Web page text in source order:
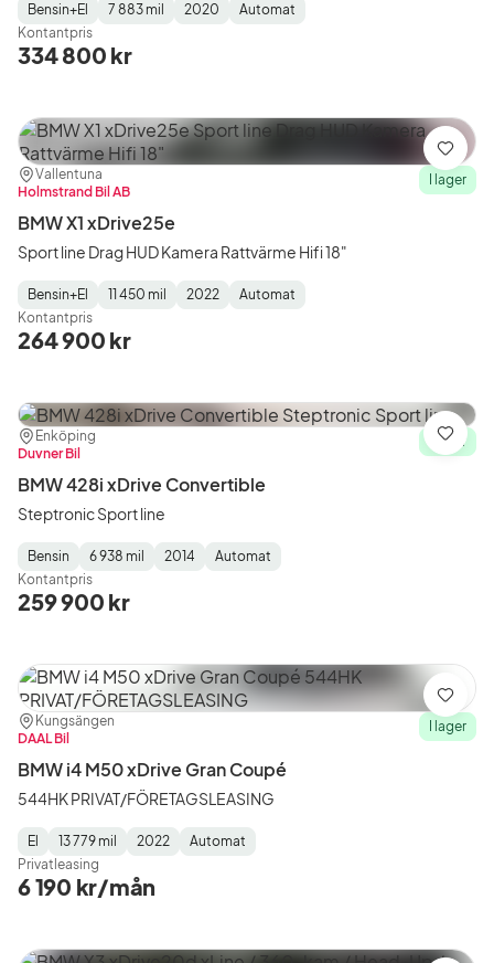
Fuel
Type:
Bensin+El
Mätarställning:
7 883 mil
Model
Year:
2020
Gearbox
Type:
Automat
Kontantpris
334 800 kr
Plats:
Vallentuna
Återförsäljare:
Holmstrand Bil AB
I lager
BMW X1 xDrive25e
Sport line Drag HUD Kamera Rattvärme Hifi 18"
Fuel
Type:
Bensin+El
Mätarställning:
11 450 mil
Model
Year:
2022
Gearbox
Type:
Automat
Kontantpris
264 900 kr
Spara
Plats:
Enköping
Återförsäljare:
Duvner Bil
I lager
BMW 428i xDrive Convertible
Steptronic Sport line
Fuel
Type:
Bensin
Mätarställning:
6 938 mil
Model
Year:
2014
Gearbox
Type:
Automat
Kontantpris
259 900 kr
Spara
Plats:
Kungsängen
Återförsäljare:
DAAL Bil
I lager
BMW i4 M50 xDrive Gran Coupé
544HK PRIVAT/FÖRETAGSLEASING
Fuel
Type:
El
Mätarställning :
13 779 mil
Model
Year:
2022
Gearbox
Type:
Automat
Privatleasing
6 190 kr/mån
Spara